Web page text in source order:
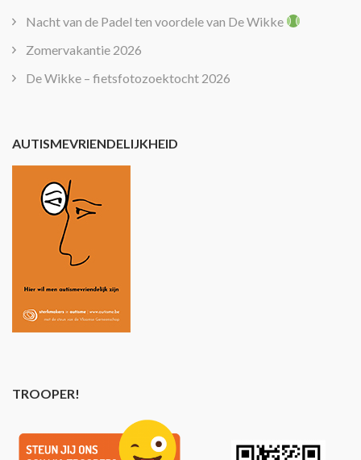
Nacht van de Padel ten voordele van De Wikke
Zomervakantie 2026
De Wikke – fietsfotozoektocht 2026
AUTISMEVRIENDELIJKHEID
TROOPER!